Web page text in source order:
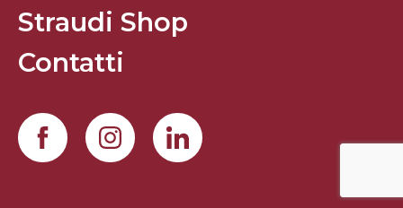
Straudi Shop
Contatti